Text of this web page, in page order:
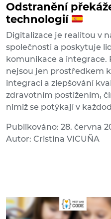
Odstranění
technologií
Digitalizace je realitou v
společnosti a poskytuje
komunikace a integrace.
nejsou jen prostředkem
integraci a zlepšování
zdravotním postižením,
nimiž se potýkají v
Publikováno: 28. června
Autor: Cristina VICUÑA